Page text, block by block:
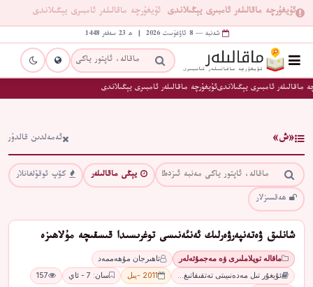
ئۇيغۇرچە ماقالىلەر ئامبىرى يېڭىلاندى ئۇيغۇرچە ماقالىلەر ئامبىرى يېڭىلاندى
شەنبە — 8 ئاۋغۇست 2026 | ھ 23 سەفەر 1448
ماقالىلەر ئامبىرى يېڭىلاندىئۇيغۇرچە ماقالىلەر ئامبىرى يېڭىلاندى
«ش» ئەمەلدىن قالدۇر
يېڭى ماقالىلەر
كۆپ ئوقۇلغانلار
ھەقسىزلار
شانلىق ۋەتەنپەرۋەرلىك ئەنئەنىسى توغرىسىدا قىسقىچە مۇلاھىزە
ماقالە توپلاملىرى ۋە مەجمۇئەلەر
تاھىرجان مۇھەممەد
ئۇيغۇر تىل مەدەنىيىتى تەتقىقاتىغ…
2011 -يىل سان: 7 - ئاي
157